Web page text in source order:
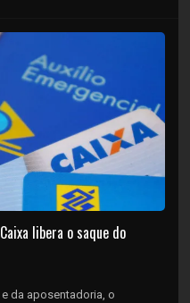
libera o saque do
da aposentadoria, o